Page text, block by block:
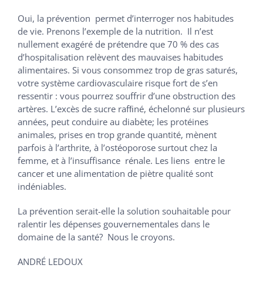
Oui, la prévention permet d’interroger nos habitudes
de vie. Prenons l’exemple de la nutrition. Il n’est
nullement exagéré de prétendre que 70 % des cas
d’hospitalisation relèvent des mauvaises habitudes
alimentaires. Si vous consommez trop de gras saturés,
votre système cardiovasculaire risque fort de s’en
ressentir : vous pourrez souffrir d’une obstruction des
artères. L’excès de sucre rafﬁné, échelonné sur plusieurs
années, peut conduire au diabète; les protéines
animales, prises en trop grande quantité, mènent
parfois à l’arthrite, à l’ostéoporose surtout chez la
femme, et à l’insuffisance rénale. Les liens entre le
cancer et une alimentation de piètre qualité sont
indéniables.
La prévention serait-elle la solution souhaitable pour
ralentir les dépenses gouvernementales dans le
domaine de la santé? Nous le croyons.
ANDRÉ LEDOUX